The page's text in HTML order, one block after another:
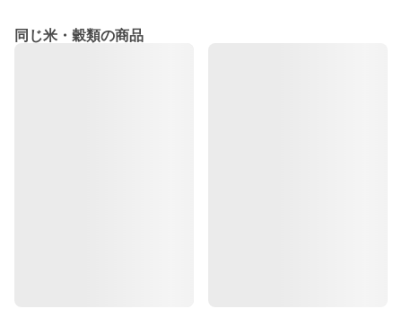
同じ米・穀類の商品